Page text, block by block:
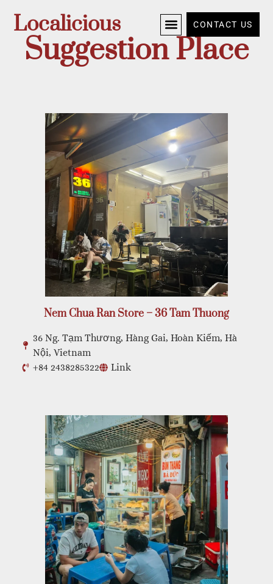
Localicious CONTACT US
Suggestion Place
Nem Chua Ran Store – 36 Tam Thuong
36 Ng. Tạm Thương, Hàng Gai, Hoàn Kiếm, Hà
Nội, Vietnam
+84 2438285322
Link